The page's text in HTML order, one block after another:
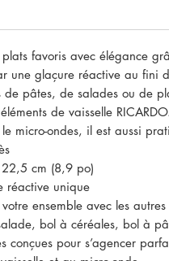
plats favoris avec élégance
une glaçure réactive au fini
de pâtes, de salades ou de
de vaisselle
micro-ondes, il est aussi
cm (8,9 po)
réactive unique
ensemble avec les
bol à céréales, bol à
conçues pour s’agencer